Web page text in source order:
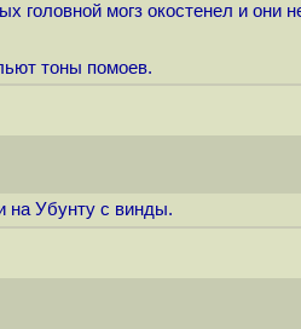
головной могз окостенел и они
тоны помоев.
на Убунту с винды.